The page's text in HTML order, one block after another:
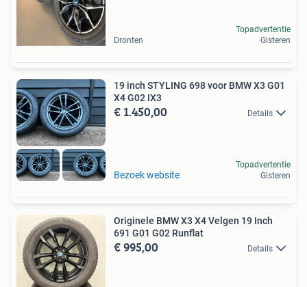
Dronten
Topadvertentie
Gisteren
19 inch STYLING 698 voor BMW X3 G01
X4 G02 IX3
€ 1.450,00 Details
Bezoek website
Topadvertentie
Gisteren
Originele BMW X3 X4 Velgen 19 Inch
691 G01 G02 Runflat
€ 995,00 Details